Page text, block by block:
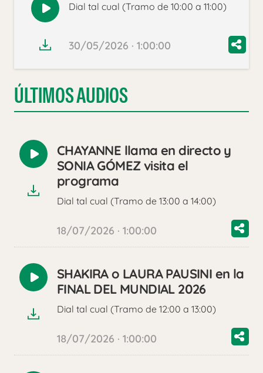
Reproducir
audio
Dial tal cual (Tramo de 10:00 a 11:00)
30/05/2026 · 1:00:00
ÚLTIMOS AUDIOS
Reproducir
audio
CHAYANNE llama en directo y
SONIA GÓMEZ visita el
programa
Dial tal cual (Tramo de 13:00 a 14:00)
18/07/2026 · 1:00:00
Reproducir
audio
SHAKIRA o LAURA PAUSINI en la
FINAL DEL MUNDIAL 2026
Dial tal cual (Tramo de 12:00 a 13:00)
18/07/2026 · 1:00:00